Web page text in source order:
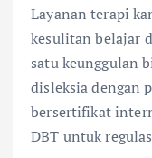
Layanan terapi
kesulitan belajar
satu keunggulan
disleksia dengan
bersertifikat
DBT untuk